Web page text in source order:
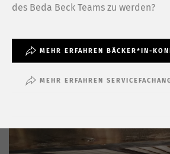
…heisst es immer ab
beliebter wird unser
des Beda Beck Teams zu werden?
MEHR ERFAHREN BÄCKER*IN-
MEHR ERFAHREN